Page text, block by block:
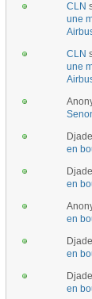
CLN
une
CLN
une
en
en
en
en
en